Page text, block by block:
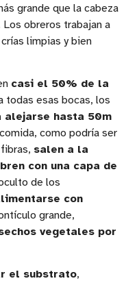
grande que la cabeza
obreros trabajan a
limpias y bien
casi el 50% de la
todas esas bocas, los
alejarse hasta 50m
como podría ser
salen a la
con una capa de
de los
con
grande,
vegetales por
el substrato,